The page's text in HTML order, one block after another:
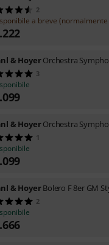
2
a breve
& HoyerOrchestra
3
& HoyerOrchestra
1
& HoyerBolero F 8er GM
2